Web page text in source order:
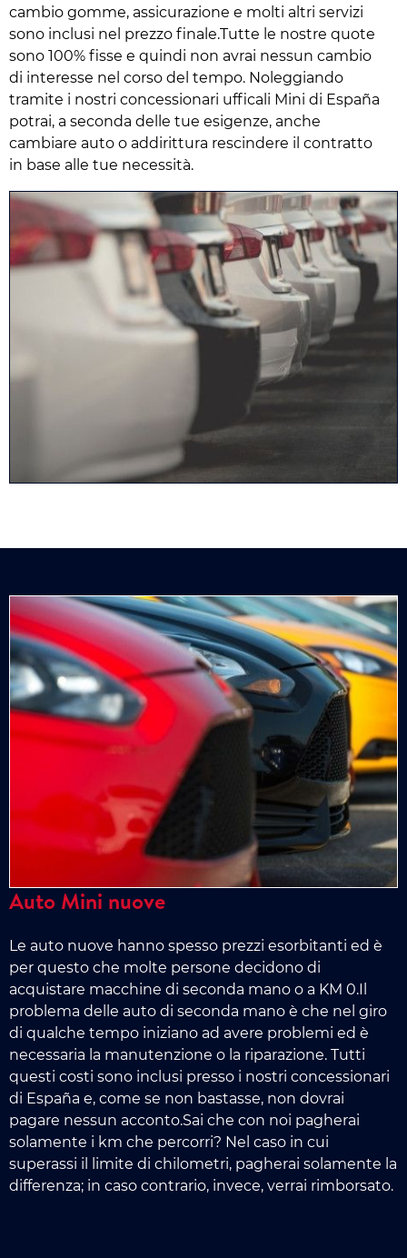
cambio gomme, assicurazione e molti altri servizi
sono inclusi nel prezzo finale.Tutte le nostre quote
sono 100% fisse e quindi non avrai nessun cambio
di interesse nel corso del tempo. Noleggiando
tramite i nostri concessionari ufficali Mini di España
potrai, a seconda delle tue esigenze, anche
cambiare auto o addirittura rescindere il contratto
in base alle tue necessità.
Auto Mini nuove
Le auto nuove hanno spesso prezzi esorbitanti ed è
per questo che molte persone decidono di
acquistare macchine di seconda mano o a KM 0.Il
problema delle auto di seconda mano è che nel giro
di qualche tempo iniziano ad avere problemi ed è
necessaria la manutenzione o la riparazione. Tutti
questi costi sono inclusi presso i nostri concessionari
di España e, come se non bastasse, non dovrai
pagare nessun acconto.Sai che con noi pagherai
solamente i km che percorri? Nel caso in cui
superassi il limite di chilometri, pagherai solamente la
differenza; in caso contrario, invece, verrai rimborsato.